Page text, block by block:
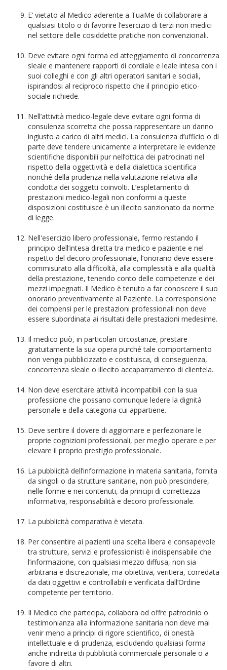
E’ vietato al Medico aderente a TuaMe di collaborare a
qualsiasi titolo o di favorire l’esercizio di terzi non medici
nel settore delle cosiddette pratiche non convenzionali.
Deve evitare ogni forma ed atteggiamento di concorrenza
sleale e mantenere rapporti di cordiale e leale intesa con i
suoi colleghi e con gli altri operatori sanitari e sociali,
ispirandosi al reciproco rispetto che il principio etico-
sociale richiede.
Nell’attività medico-legale deve evitare ogni forma di
consulenza scorretta che possa rappresentare un danno
ingiusto a carico di altri medici. La consulenza d’ufficio o di
parte deve tendere unicamente a interpretare le evidenze
scientifiche disponibili pur nell’ottica dei patrocinati nel
rispetto della oggettività e della dialettica scientifica
nonché della prudenza nella valutazione relativa alla
condotta dei soggetti coinvolti. L’espletamento di
prestazioni medico-legali non conformi a queste
disposizioni costituisce è un illecito sanzionato da norme
di legge.
Nell'esercizio libero professionale, fermo restando il
principio dell’intesa diretta tra medico e paziente e nel
rispetto del decoro professionale, l’onorario deve essere
commisurato alla difficoltà, alla complessità e alla qualità
della prestazione, tenendo conto delle competenze e dei
mezzi impegnati. Il Medico è tenuto a far conoscere il suo
onorario preventivamente al Paziente. La corresponsione
dei compensi per le prestazioni professionali non deve
essere subordinata ai risultati delle prestazioni medesime.
Il medico può, in particolari circostanze, prestare
gratuitamente la sua opera purché tale comportamento
non venga pubblicizzato e costituisca, di conseguenza,
concorrenza sleale o illecito accaparramento di clientela.
Non deve esercitare attività incompatibili con la sua
professione che possano comunque ledere la dignità
personale e della categoria cui appartiene.
Deve sentire il dovere di aggiornare e perfezionare le
proprie cognizioni professionali, per meglio operare e per
elevare il proprio prestigio professionale.
La pubblicità dell’informazione in materia sanitaria, fornita
da singoli o da strutture sanitarie, non può prescindere,
nelle forme e nei contenuti, da principi di correttezza
informativa, responsabilità e decoro professionale.
La pubblicità comparativa è vietata.
Per consentire ai pazienti una scelta libera e consapevole
tra strutture, servizi e professionisti è indispensabile che
l’informazione, con qualsiasi mezzo diffusa, non sia
arbitraria e discrezionale, ma obiettiva, veritiera, corredata
da dati oggettivi e controllabili e verificata dall’Ordine
competente per territorio.
Il Medico che partecipa, collabora od offre patrocinio o
testimonianza alla informazione sanitaria non deve mai
venir meno a principi di rigore scientifico, di onestà
intellettuale e di prudenza, escludendo qualsiasi forma
anche indiretta di pubblicità commerciale personale o a
favore di altri.